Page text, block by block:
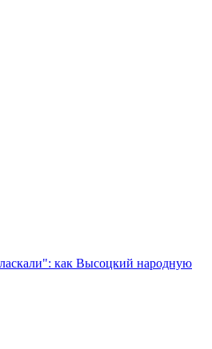
как Высоцкий народную